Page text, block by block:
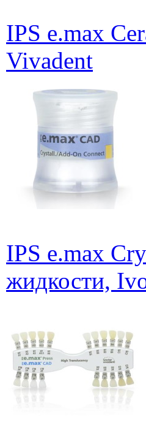
IPS e.max
Vivadent
IPS e.max
жидкости,